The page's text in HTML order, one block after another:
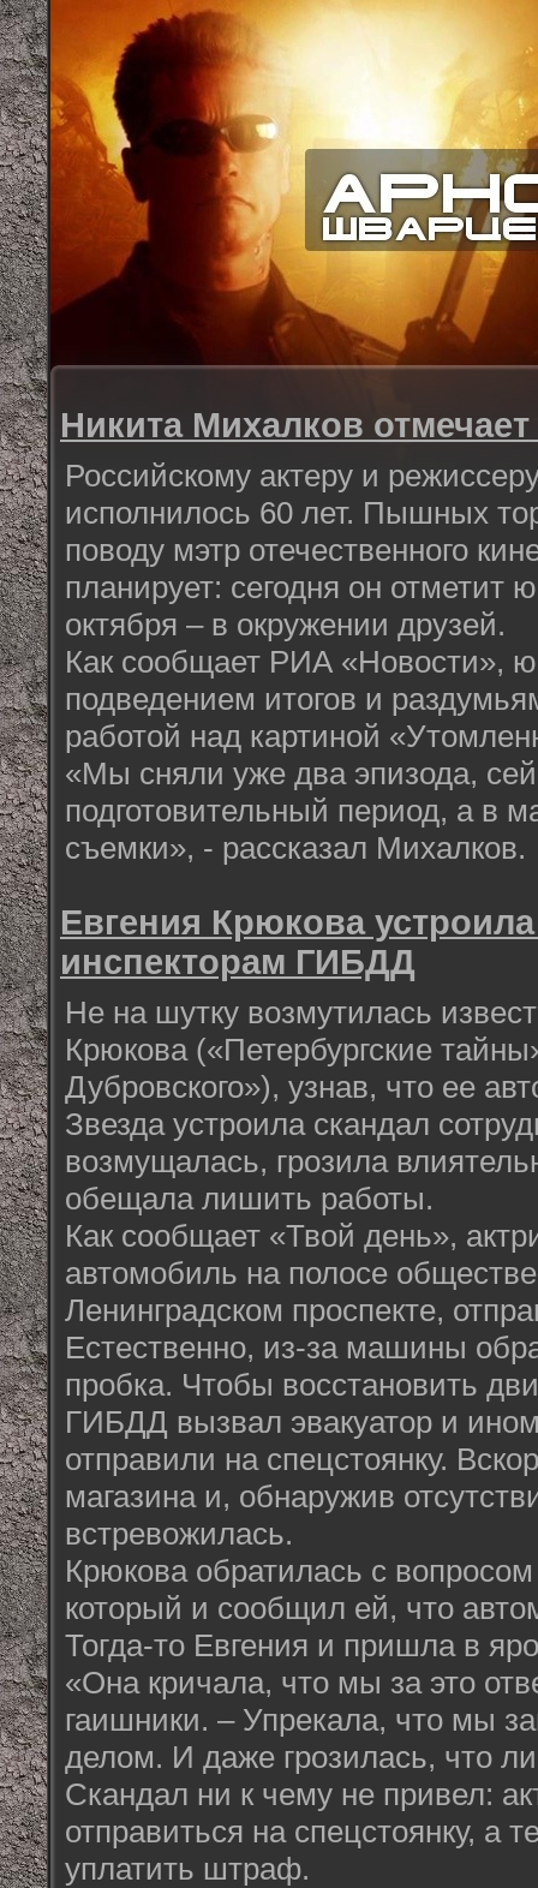
Никита Михалков
Российскому актеру и
исполнилось 60 лет. Пышных
поводу мэтр отечественного
планирует: сегодня он отметит
октября – в окружении друзей.
Как сообщает РИА «Новости»,
подведением итогов и
работой над картиной
«Мы сняли уже два эпизода,
подготовительный период, а в
съемки», - рассказал Михалков.
Евгения Крюкова
инспекторам ГИБДД
Не на шутку возмутилась
Крюкова («Петербургские
Дубровского»), узнав, что ее
Звезда устроила скандал
возмущалась, грозила
обещала лишить работы.
Как сообщает «Твой день»,
автомобиль на полосе
Ленинградском проспекте,
Естественно, из-за машины
пробка. Чтобы восстановить
ГИБДД вызвал эвакуатор и
отправили на спецстоянку.
магазина и, обнаружив
встревожилась.
Крюкова обратилась с
который и сообщил ей, что
Тогда-то Евгения и пришла в
«Она кричала, что мы за это
гаишники. – Упрекала, что мы
делом. И даже грозилась, что
Скандал ни к чему не привел:
отправиться на спецстоянку, а
уплатить штраф.